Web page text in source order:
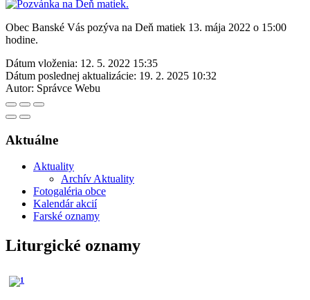
Obec Banské Vás pozýva na Deň matiek 13. mája 2022 o 15:00
hodine.
Dátum vloženia: 12. 5. 2022 15:35
Dátum poslednej aktualizácie: 19. 2. 2025 10:32
Autor: Správce Webu
Aktuálne
Aktuality
Archív Aktuality
Fotogaléria obce
Kalendár akcií
Farské oznamy
Liturgické oznamy